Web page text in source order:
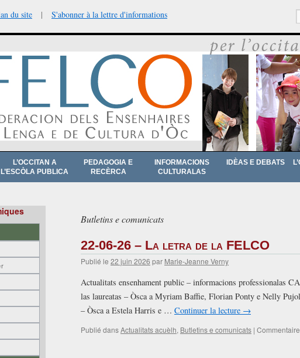
du site | S'abonner à la lettre d'informations
L’OCCITAN A
L’ESCÒLA PUBLICA
PEDAGOGIA E
RECÈRCA
INFORMACIONS
CULTURALAS
IDÈAS E DEBATS
Butletins e comunicats
22-06-26 – La letra de la FELCO
Publié le 22 juin 2026 par Marie-Jeanne Verny
Actualitats ensenhament public – informacions professionalas
las laureatas – Òsca a Myriam Baffie, Florian Ponty e Nelly
– Òsca a Estela Harris e … Continuer la lecture →
Publié dansActualitats acuèlh, Butletins e comunicats |